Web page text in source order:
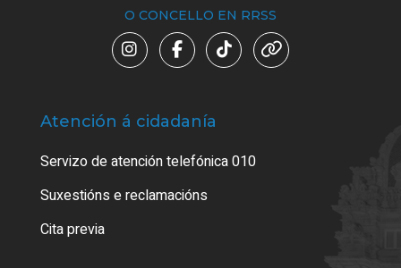
O CONCELLO EN RRSS
Atención á cidadanía
Servizo de atención telefónica 010
Suxestións e reclamacións
Cita previa